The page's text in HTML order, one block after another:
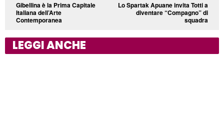
Gibellina è la Prima Capitale
Italiana dell’Arte
Contemporanea
Lo Spartak Apuane invita Totti a
diventare “Compagno” di
squadra
LEGGI ANCHE